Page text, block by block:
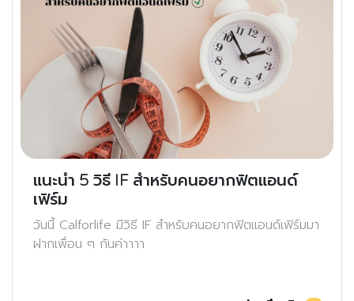
แนะนำ 5 วิธี IF สำหรับคนอยากฟิตแอนด์
เฟิร์ม
วันนี้ Calforlife มีวิธี IF สำหรับคนอยากฟิตแอนด์เฟิร์มมา
ฝากเพื่อน ๆ กันค่าาาา